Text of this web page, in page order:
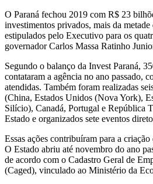
O Paraná fechou 2019 com R$ 23
investimentos privados, mais da
estipulados pelo Executivo para os
governador Carlos Massa Ratinho
Segundo o balanço da Invest Paraná,
contataram a agência no ano passado,
atendidas. Também foram realizadas
(China, Estados Unidos (Nova York),
Silício), Canadá, Portugal e República
Estado e organizados sete eventos
Essas ações contribuíram para a
O Estado abriu até novembro do ano
de acordo com o Cadastro Geral de
(Caged), vinculado ao Ministério da